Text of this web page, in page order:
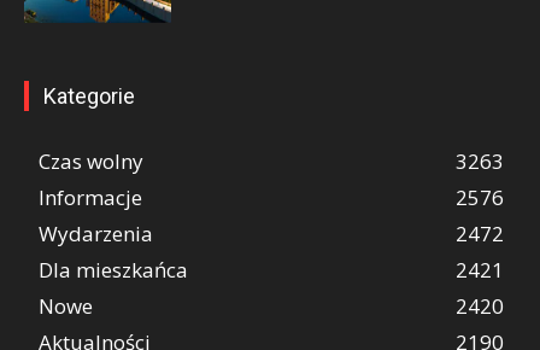
Kategorie
Czas wolny
3263
Informacje
2576
Wydarzenia
2472
Dla mieszkańca
2421
Nowe
2420
Aktualności
2190